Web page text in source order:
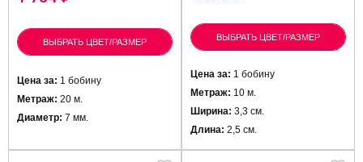
ВЫБРАТЬ ЦВЕТ/РАЗМЕР
Цена за: 1 бобину
Метраж: 20 м.
Диаметр: 7 мм.
ВЫБРАТЬ ЦВЕТ/РАЗМЕР
Цена за: 1 бобину
Метраж: 10 м.
Ширина: 3,3 см.
Длина: 2,5 см.